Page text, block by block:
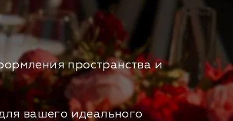
пространства и
вашего идеального